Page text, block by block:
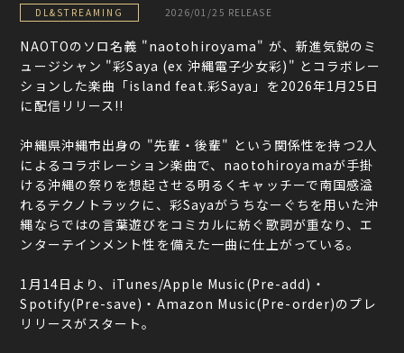
DL&STREAMING 2026/01/25 RELEASE
NAOTOのソロ名義 "naotohiroyama" が、新進気鋭のミ
ュージシャン "彩Saya (ex 沖縄電子少女彩)" とコラボレー
ションした楽曲「island feat.彩Saya」を2026年1月25日
に配信リリース!!
沖縄県沖縄市出身の "先輩・後輩" という関係性を持つ2人
によるコラボレーション楽曲で、naotohiroyamaが手掛
ける沖縄の祭りを想起させる明るくキャッチーで南国感溢
れるテクノトラックに、彩Sayaがうちなーぐちを用いた沖
縄ならではの言葉遊びをコミカルに紡ぐ歌詞が重なり、エ
ンターテインメント性を備えた一曲に仕上がっている。
1月14日より、iTunes/Apple Music(Pre-add)・
Spotify(Pre-save)・Amazon Music(Pre-order)のプレ
リリースがスタート。